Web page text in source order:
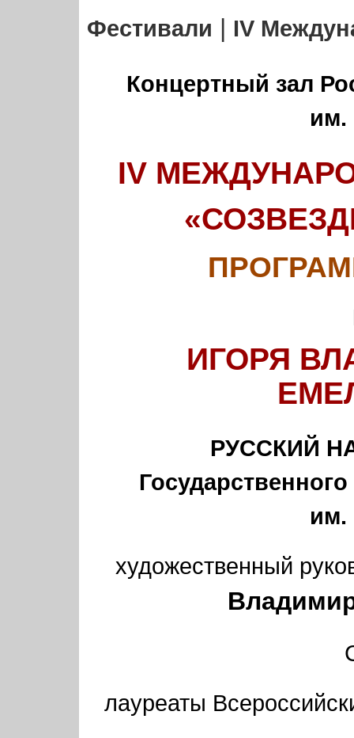
Фестивали | IV
Концертный зал
им.
IV
ИГОРЯ
РУССКИЙ
им.
художественный
лауреаты